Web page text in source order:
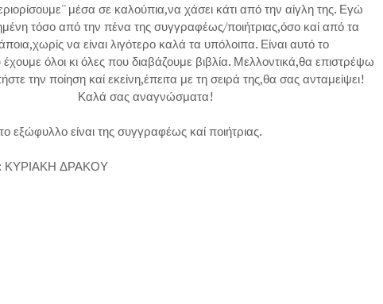
μέσα σε καλούπια,να χάσει κάτι από την αίγλη της. Εγώ
τόσο από την πένα της συγγραφέως/ποιήτριας,όσο καί από τα
να είναι λιγότερο καλά τα υπόλοιπα. Είναι αυτό το
έχουμε όλοι κι όλες που διαβάζουμε βιβλία. Μελλοντικά,θα επιστρέψω
την ποίηση καί εκείνη,έπειτα με τη σειρά της,θα σας ανταμείψει!
αναγνώσματα!
εξώφυλλο είναι της συγγραφέως καί ποιήτριας.
ΚΥΡΙΑΚΗ ΔΡΑΚΟΥ